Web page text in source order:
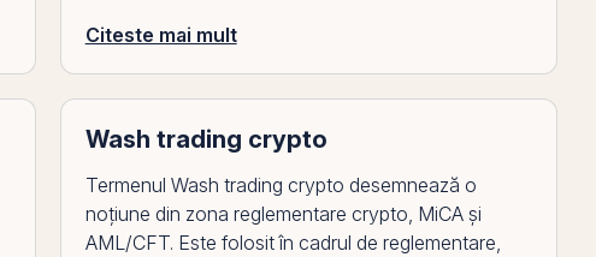
Citeste mai mult
Wash trading crypto
Termenul Wash trading crypto desemnează o
noțiune din zona reglementare crypto, MiCA și
AML/CFT. Este folosit în cadrul de reglementare,